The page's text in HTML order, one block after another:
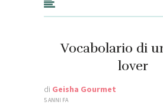
Vocabolario di
lover
di Geisha Gourmet
5 ANNI FA